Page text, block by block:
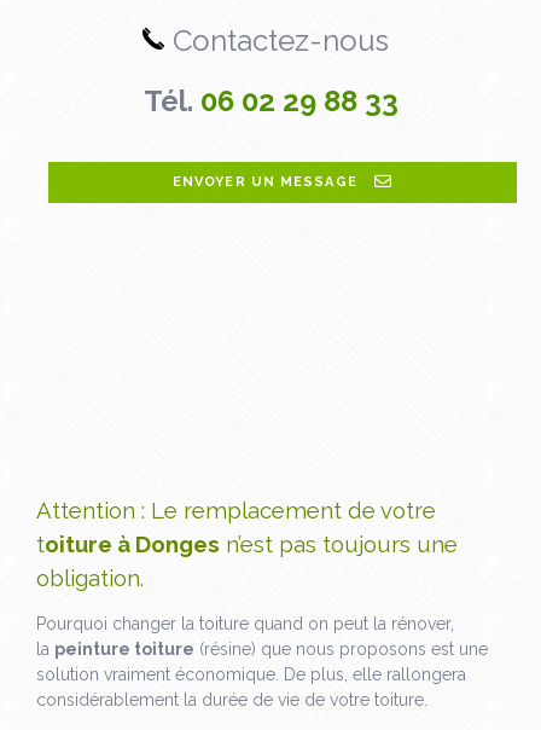
Contactez-nous
Tél. 06 02 29 88 33
ENVOYER UN MESSAGE
Attention : Le remplacement de votre
toiture à Donges n’est pas toujours une
obligation.
Pourquoi changer la toiture quand on peut la rénover,
la peinture toiture (résine) que nous proposons est une
solution vraiment économique. De plus, elle rallongera
considérablement la durée de vie de votre toiture.